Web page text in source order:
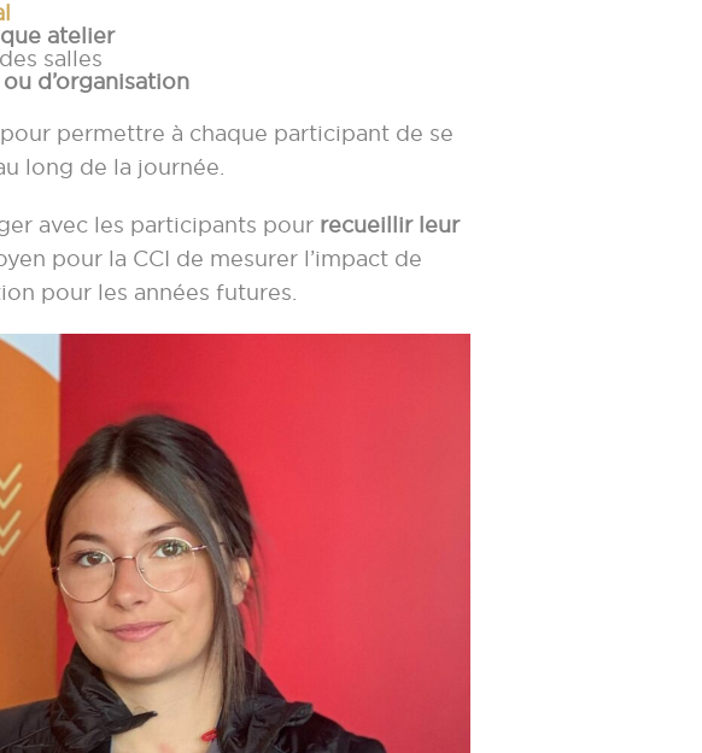
atelier
salles
d’organisation
permettre à chaque participant de se
long de la journée.
avec les participants pour recueillir leur
pour la CCI de mesurer l’impact de
pour les années futures.